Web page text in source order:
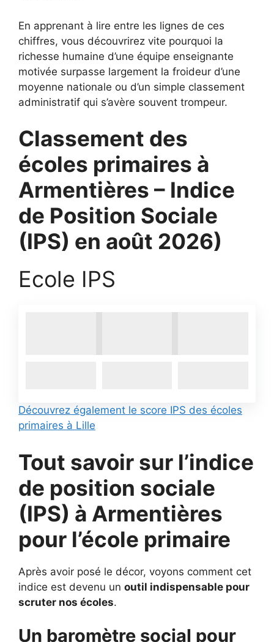
En apprenant à lire entre les lignes de ces
chiffres, vous découvrirez vite pourquoi la
richesse humaine d’une équipe enseignante
motivée surpasse largement la froideur d’une
moyenne nationale ou d’un simple classement
administratif qui s’avère souvent trompeur.
Classement des
écoles primaires à
Armentières – Indice
de Position Sociale
(IPS) en août 2026)
Ecole IPS
Découvrez également le score IPS des écoles
primaires à Lille
Tout savoir sur l’indice
de position sociale
(IPS) à Armentières
pour l’école primaire
Après avoir posé le décor, voyons comment cet
indice est devenu un outil indispensable pour
scruter nos écoles.
Un baromètre social pour